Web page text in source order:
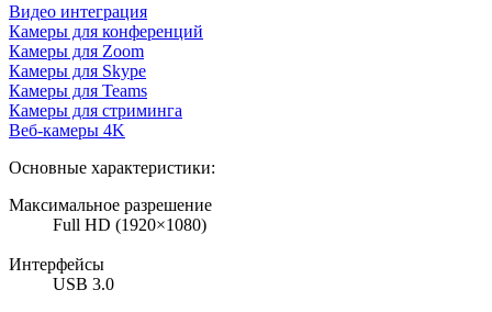
Видео интеграция
Камеры для конференций
Камеры для Zoom
Камеры для Skype
Камеры для Teams
Камеры для стриминга
Веб-камеры 4K
Основные характеристики:
Максимальное разрешение
Full HD (1920×1080)
Интерфейсы
USB 3.0